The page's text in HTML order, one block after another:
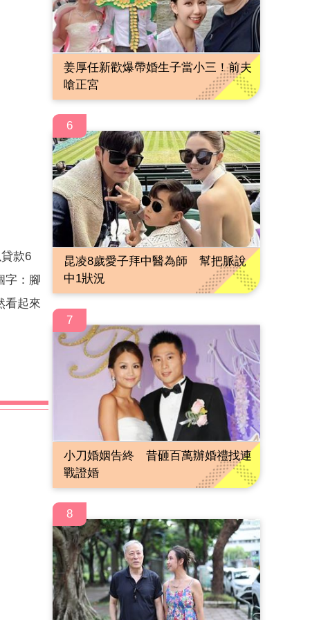
款6
字：腳
看起來
姜厚任新歡爆帶婚生子當小三！前夫
嗆正宮
6
昆凌8歲愛子拜中醫為師 幫把脈說
中1狀況
7
小刀婚姻告終 昔砸百萬辦婚禮找連
戰證婚
8